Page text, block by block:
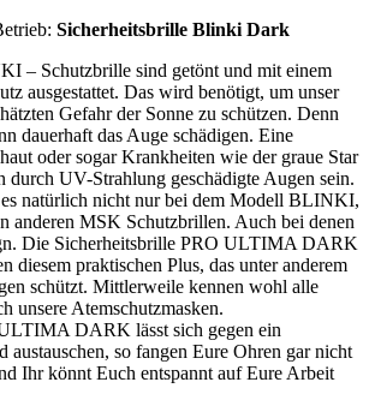
Sicherheitsbrille Blinki Dark
– Schutzbrille sind getönt und mit einem
ausgestattet. Das wird benötigt, um unser
Gefahr der Sonne zu schützen. Denn
dauerhaft das Auge schädigen. Eine
oder sogar Krankheiten wie der graue Star
durch UV-Strahlung geschädigte Augen sein.
natürlich nicht nur bei dem Modell BLINKI,
anderen MSK Schutzbrillen. Auch bei denen
Die Sicherheitsbrille PRO ULTIMA DARK
diesem praktischen Plus, das unter anderem
schützt. Mittlerweile kennen wohl alle
unsere Atemschutzmasken.
DARK lässt sich gegen ein
austauschen, so fangen Eure Ohren gar nicht
Ihr könnt Euch entspannt auf Eure Arbeit